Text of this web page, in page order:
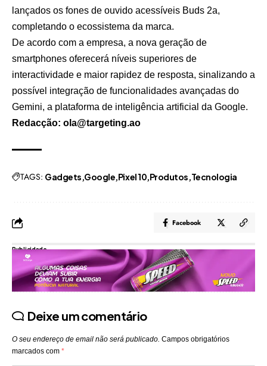
lançados os fones de ouvido acessíveis Buds 2a,
completando o ecossistema da marca.
De acordo com a empresa, a nova geração de
smartphones oferecerá níveis superiores de
interactividade e maior rapidez de resposta, sinalizando a
possível integração de funcionalidades avançadas do
Gemini, a plataforma de inteligência artificial da Google.
Redacção: ola@targeting.ao
TAGS: Gadgets Google Pixel 10 Produtos Tecnologia
Facebook
Publicidade
Deixe um comentário
O seu endereço de email não será publicado. Campos obrigatórios
marcados com *